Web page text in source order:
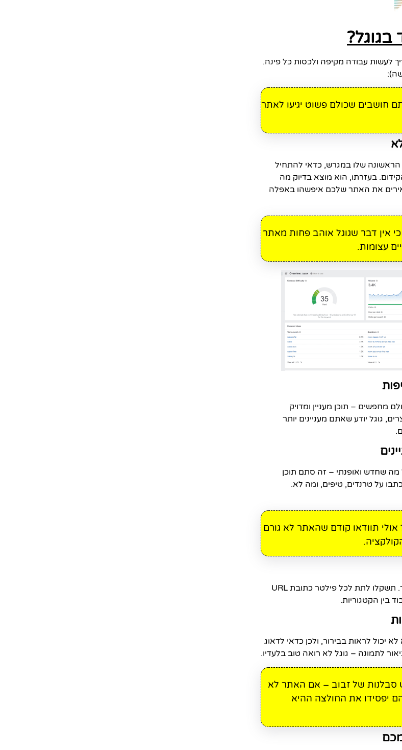
בגוגל?
לעשות עבודה מקיפה ולכסות כל פינה.
חושבים שכולם פשוט יגיעו לאתר
שלו במגרש, כדאי להתחיל
בעזרתו, הוא מוצא בדיוק מה
את האתר שלכם איפשהו באפלה
אין דבר שגוגל אוהב פחות מאתר
עצומות.
– תוכן מעניין ומדויק
גוגל יודע שאתם מעניינים יותר
שחדש ואופנתי – זה סתם תוכן
על טרנדים, טיפים, ומה לא.
תוודאו קודם שהאתר לא גורם
באתרי אופנה, יש עשרות פילטרים לסינון לפי מחיר, מידה, צבע, ועוד. תשקלו לתת לכל פילטר כתובת URL
בין הקטגוריות.
יכול לראות בבירור, ולכן כדאי לדאוג
לתמונה – גוגל לא רואה טוב בלעדיו.
סבלנות של זבוב – אם האתר לא
יפסידו את החולצה ההיא